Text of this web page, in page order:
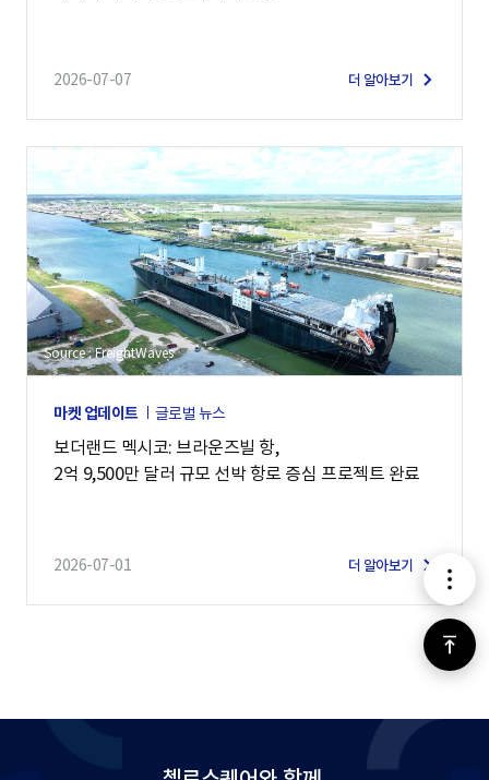
메
뉴
위
2026-07-07 더 알아보기
Source : FreightWaves
마켓 업데이트 글로벌 뉴스
보더랜드 멕시코: 브라운즈빌 항,
2억 9,500만 달러 규모 선박 항로 증심 프로젝트 완료
2026-07-01 더 알아보기